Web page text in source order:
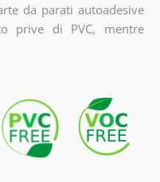
da parati autoadesive
prive di PVC, mentre